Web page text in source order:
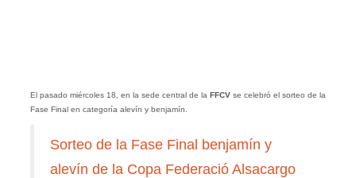
El pasado miércoles 18, en la sede central de la FFCVse celebró el sorteo de la
Fase Final en categoría alevín y benjamín.
Sorteo de la Fase Final benjamín y
alevín de la Copa Federació Alsacargo